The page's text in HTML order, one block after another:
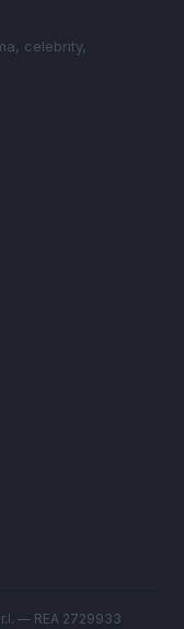
celebrity,
— REA 2729933